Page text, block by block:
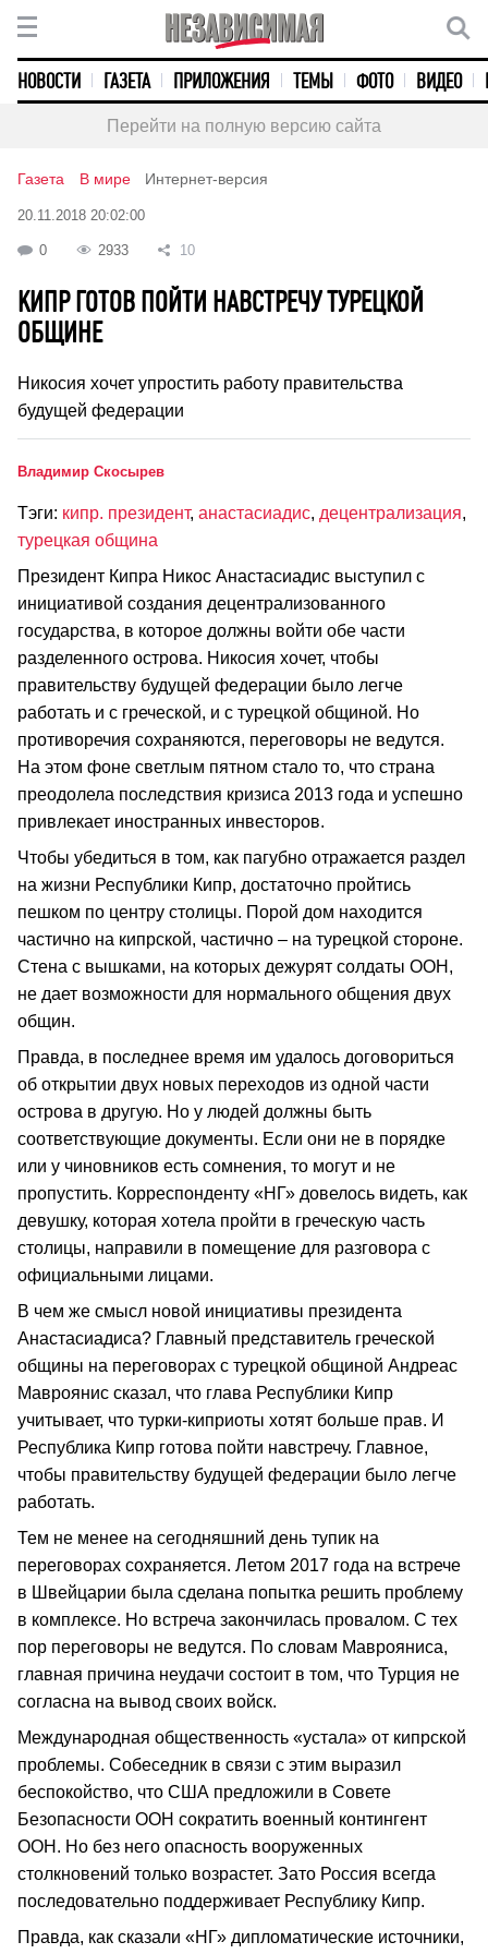
НОВОСТИ ГАЗЕТА ПРИЛОЖЕНИЯ ТЕМЫ ФОТО ВИДЕО
Перейти на полную версию сайта
Газета В мире Интернет-версия
20.11.2018 20:02:00
0 2933 10
КИПР ГОТОВ ПОЙТИ НАВСТРЕЧУ ТУРЕЦКОЙ
ОБЩИНЕ
Никосия хочет упростить работу правительства
будущей федерации
Владимир Скосырев
Тэги: кипр. президент, анастасиадис, децентрализация,
турецкая община
Президент Кипра Никос Анастасиадис выступил с
инициативой создания децентрализованного
государства, в которое должны войти обе части
разделенного острова. Никосия хочет, чтобы
правительству будущей федерации было легче
работать и с греческой, и с турецкой общиной. Но
противоречия сохраняются, переговоры не ведутся.
На этом фоне светлым пятном стало то, что страна
преодолела последствия кризиса 2013 года и успешно
привлекает иностранных инвесторов.
Чтобы убедиться в том, как пагубно отражается раздел
на жизни Республики Кипр, достаточно пройтись
пешком по центру столицы. Порой дом находится
частично на кипрской, частично – на турецкой стороне.
Стена с вышками, на которых дежурят солдаты ООН,
не дает возможности для нормального общения двух
общин.
Правда, в последнее время им удалось договориться
об открытии двух новых переходов из одной части
острова в другую. Но у людей должны быть
соответствующие документы. Если они не в порядке
или у чиновников есть сомнения, то могут и не
пропустить. Корреспонденту «НГ» довелось видеть, как
девушку, которая хотела пройти в греческую часть
столицы, направили в помещение для разговора с
официальными лицами.
В чем же смысл новой инициативы президента
Анастасиадиса? Главный представитель греческой
общины на переговорах с турецкой общиной Андреас
Мавроянис сказал, что глава Республики Кипр
учитывает, что турки-киприоты хотят больше прав. И
Республика Кипр готова пойти навстречу. Главное,
чтобы правительству будущей федерации было легче
работать.
Тем не менее на сегодняшний день тупик на
переговорах сохраняется. Летом 2017 года на встрече
в Швейцарии была сделана попытка решить проблему
в комплексе. Но встреча закончилась провалом. С тех
пор переговоры не ведутся. По словам Маврояниса,
главная причина неудачи состоит в том, что Турция не
согласна на вывод своих войск.
Международная общественность «устала» от кипрской
проблемы. Собеседник в связи с этим выразил
беспокойство, что США предложили в Совете
Безопасности ООН сократить военный контингент
ООН. Но без него опасность вооруженных
столкновений только возрастет. Зато Россия всегда
последовательно поддерживает Республику Кипр.
Правда, как сказали «НГ» дипломатические источники,